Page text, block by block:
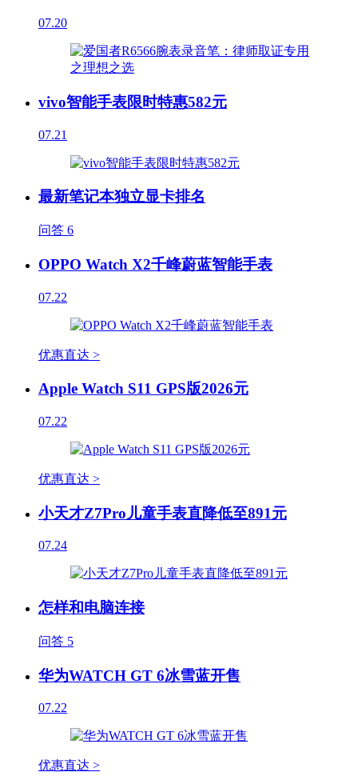
07.20
vivo智能手表限时特惠582元
07.21
最新笔记本独立显卡排名
问答 6
OPPO Watch X2千峰蔚蓝智能手表
07.22
优惠直达 >
Apple Watch S11 GPS版2026元
07.22
优惠直达 >
小天才Z7Pro儿童手表直降低至891元
07.24
怎样和电脑连接
问答 5
华为WATCH GT 6冰雪蓝开售
07.22
优惠直达 >